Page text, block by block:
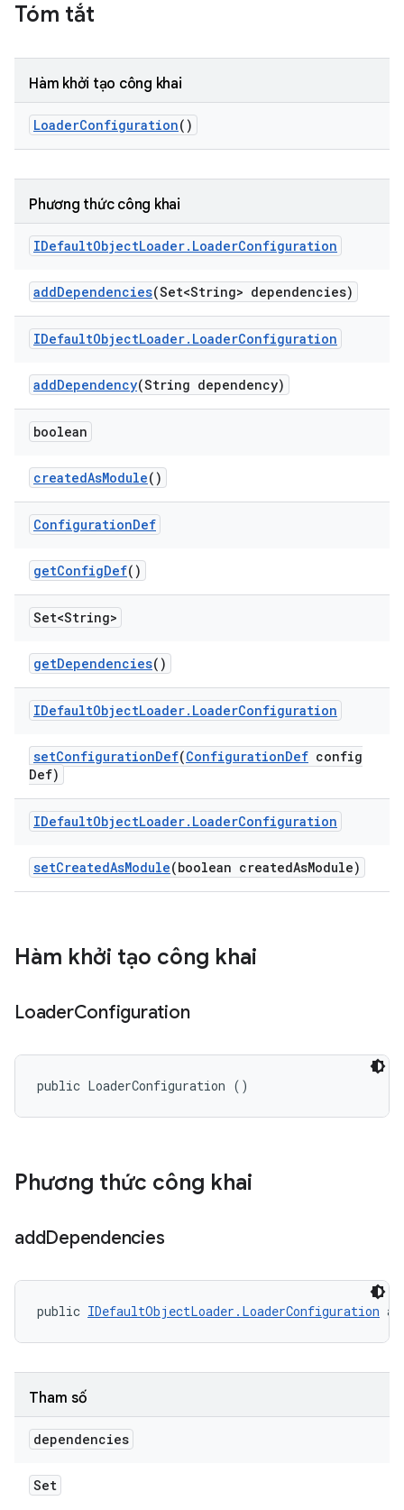
Tóm tắt
Hàm khởi tạo công khai
LoaderConfiguration()
Phương thức công khai
IDefaultObjectLoader. LoaderConfiguration
addDependencies(Set<String> dependencies)
IDefaultObjectLoader. LoaderConfiguration
addDependency(String dependency)
boolean
createdAsModule()
ConfigurationDef
getConfigDef()
Set<String>
getDependencies()
IDefaultObjectLoader. LoaderConfiguration
setConfigurationDef(ConfigurationDef config
Def)
IDefaultObjectLoader. LoaderConfiguration
setCreatedAsModule(boolean createdAsModule)
Hàm khởi tạo công khai
LoaderConfiguration
public LoaderConfiguration ()
Phương thức công khai
addDependencies
public IDefaultObjectLoader.LoaderConfiguration
Tham số
dependencies
Set